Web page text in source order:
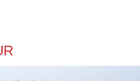
Giá cà phê